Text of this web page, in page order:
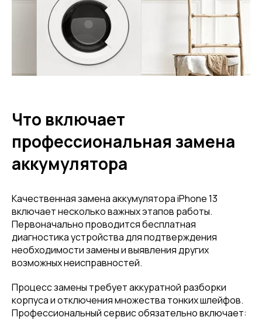
Что включает
профессиональная замена
аккумулятора
Качественная замена аккумулятора iPhone 13
включает несколько важных этапов работы.
Первоначально проводится бесплатная
диагностика устройства для подтверждения
необходимости замены и выявления других
возможных неисправностей.
Процесс замены требует аккуратной разборки
корпуса и отключения множества тонких шлейфов.
Профессиональный сервис обязательно включает: